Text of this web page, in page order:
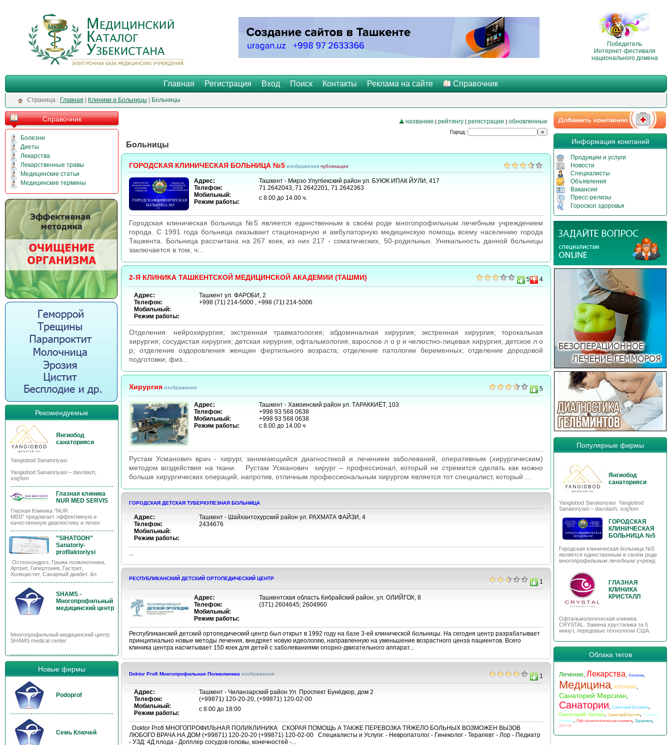
Победитель
Интернет-фестиваля
национального домена
Главная Регистрация Вход Поиск Контакты Реклама на сайте Справочник
Cтраница : Главная Клиники и Больницы Больницы
Справочник
Болезни
Диеты
Лекарства
Лекарственные травы
Медицинские статьи
Медицинские термины
Рекомендуемые
Янгиобод
санаторияси
Yangiobod Sanatoriyasi
Yangiobod Sanatoriyasi – davolash,
sog’lom
Глазная клиника
NUR MED SERVIS
Глазная Клиника “NUR
MED” предлагает эффективную и
качественную диагностику и лечен
”SIHATGOH”
Sanatoriy-
profilaktoriysi
Остеохондроз, Грыжа позвоночника,
Артрит, Гипертония, Гастрит,
Холецистит, Сахарный диабет. &n
SHAMS -
Многопрофильный
медицинский центр
Многопрофильный медицинский центр
SHAMS medical center
Новые фирмы
Podoprof
Семь Ключей
названию | рейтингу | регистрации | обновленные
Город:
Больницы
ГОРОДСКАЯ КЛИНИЧЕСКАЯ БОЛЬНИЦА №5 изображения публикации
Адрес:
Телефон:
Мобильный:
Режим работы:
Ташкент - Мирзо Улугбекский район ул. БУЮК ИПАК ЙУЛИ, 417
71 2642043, 71 2642201, 71 2642363
с 8.00 до 14.00 ч.
Городская клиническая больница №5 является единственным в своём роде многопрофильным лечебным учреждением
города. С 1991 года больница оказывает стационарную и амбулаторную медицинскую помощь всему населению города
Ташкента. Больница рассчитана на 267 коек, из них 217 - соматических, 50-родильных. Уникальность данной больницы
заключается в том, ч...
2-Я КЛИНИКА ТАШКЕНТСКОЙ МЕДИЦИНСКОЙ АКАДЕМИИ (ТАШМИ) 5 4
Адрес:
Телефон:
Мобильный:
Режим работы:
Ташкент ул. ФАРОБИ, 2
+998 (71) 214-5000 , +998 (71) 214-5006
Отделения: нейрохирургия; экстренная травматология; абдоминалная хирургия; экстренная хирургия; торокальная
хирургия; сосудистая хирургия; детская хирургия; офтальмология; взрослое л о р и челюстно-лицевая хирургия; детское л о
р; отделение оздоровления женщин фертильного возраста; отделение патологии беременных; отделение дородовой
подготовки; физ...
Хирургия изображения 5
Адрес:
Телефон:
Мобильный:
Режим работы:
Ташкент - Хамзинский район ул. ТАРАККИЁТ, 103
+998 93 568 0638
+998 93 568 0638
с 8.00 до 14.00 ч
Рустам Усманович врач - хирург, занимающийся диагностикой и лечением заболеваний, оперативным (хирургическим)
методом воздействия на ткани. Рустам Усманович хирург – профессионал, который не стремится сделать как можно
больше хирургических операций, напротив, отличным профессиональным хирургом является тот специалист, который ...
ГОРОДСКАЯ ДЕТСКАЯ ТУБЕРКУЛЕЗНАЯ БОЛЬНИЦА
Адрес:
Телефон:
Мобильный:
Режим работы:
Ташкент - Шайхантохурский район ул. РАХМАТА ФАЙЗИ, 4
2434676
...
РЕСПУБЛИКАНСКИЙ ДЕТСКИЙ ОРТОПЕДИЧЕСКИЙ ЦЕНТР 1
Адрес:
Телефон:
Мобильный:
Режим работы:
Ташкентская область Кибрайский район, ул. ОЛИЙГОХ, 8
(371) 2604645; 2604960
Республиканский детский ортопедический центр был открыт в 1992 году на базе 3-ей клинической больницы. На сегодня центр разрабатывает
принципиально новые методы лечения, внедряет новую идеологию, направленную на уменьшение возрастного ценза пациентов. Всего
клиника центра насчитывает 150 коек для детей с заболеваниями опорно-двигательного аппарат...
Doktor Profi Многопрофильная Поликлиника изображения 1
Адрес:
Телефон:
Мобильный:
Режим работы:
Ташкент - Чиланзарский район Ул. Проспект Бунёдкор, дом 2
(+99871) 120-20-20, (+99871) 120-02-00
с 8:00 до 18:00
Doktor Profi МНОГОПРОФИЛЬНАЯ ПОЛИКЛИНИКА СКОРАЯ ПОМОЩЬ А ТАКЖЕ ПЕРЕВОЗКА ТЯЖЕЛО БОЛЬНЫХ ВОЗМОЖЕН ВЫЗОВ
ЛЮБОГО ВРАЧА НА ДОМ (+99871) 120-20-20 (+99871) 120-02-00 Специалисты и Услуги: - Невропатолог - Гинеколог - Терапевт - Лор - Педиатр
- УЗД: 4Д плода - Допплер сосудов головы, конечностей -...
Информация компаний
Продукции и услуги
Новости
Специалисты
Объявления
Вакансии
Пресс-релизы
Гороскоп здоровья
Популярные фирмы
Янгиобод
санаторияси
Yangiobod Sanatoriyasi Yangiobod
Sanatoriyasi – davolash, sog’lom
ГОРОДСКАЯ
КЛИНИЧЕСКАЯ
БОЛЬНИЦА №5
Городская клиническая больница №5
является единственным в своём роде
многопрофильным лечебным учрежд
ГЛАЗНАЯ
КЛИНИКА
КРИСТАЛЛ
Офтальмологическая клиника
CRYSTAL. Замена хрусталика за 5
минут, передовые технологии США.
Облака тегов
Лечение Лекарства болезни
Медицина клиники
Санаторий Мерсиан
Санатории Санаторий Ботаника
Санаторий Чаткал Санаторий Бустон
Глазная
клиника
Офтальмологическая клиника Здоровье
доктор